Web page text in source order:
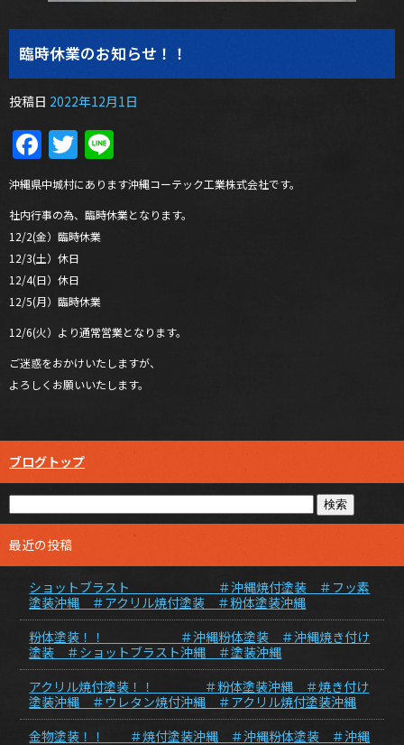
臨時休業のお知らせ！！
投稿日 2022年12月1日
Facebook
Twitter
沖縄県中城村にあります沖縄コーテック工業株式会社です。
社内行事の為、臨時休業となります。
12/2(金）臨時休業
12/3(土）休日
12/4(日）休日
12/5(月）臨時休業
12/6(火）より通常営業となります。
ご迷惑をおかけいたしますが、
よろしくお願いいたします。
ブログトップ
最近の投稿
ショットブラスト ＃沖縄焼付塗装 ＃フッ素
塗装沖縄 ＃アクリル焼付塗装 ＃粉体塗装沖縄
粉体塗装！！ ＃沖縄粉体塗装 ＃沖縄焼き付け
塗装 ＃ショットブラスト沖縄 ＃塗装沖縄
アクリル焼付塗装！！ ＃粉体塗装沖縄 ＃焼き付け
塗装沖縄 ＃ウレタン焼付沖縄 ＃アクリル焼付塗装沖縄
金物塗装！！ ＃焼付塗装沖縄 ＃沖縄粉体塗装 ＃沖縄